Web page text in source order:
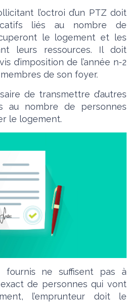
l’octroi d’un PTZ doit
liés au nombre de
le logement et les
leurs ressources. Il doit
d’imposition de l’année n-2
de son foyer.
de transmettre d’autres
au nombre de personnes
le logement.
fournis ne suffisent pas à
de personnes qui vont
l’emprunteur doit le